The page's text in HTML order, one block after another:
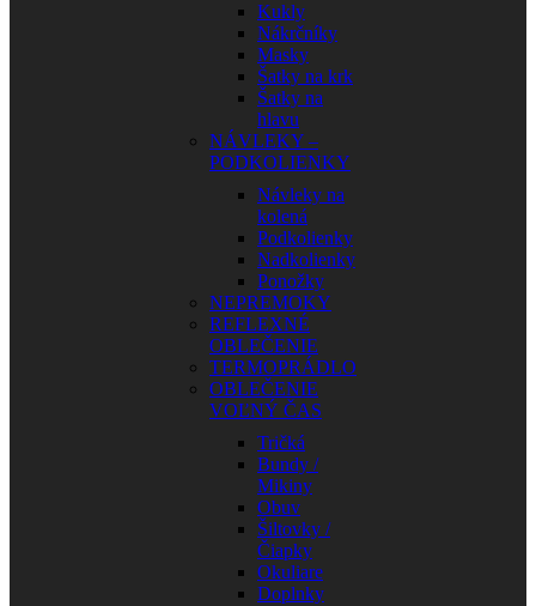
Kukly
Nákrčníky
Masky
Šatky na krk
Šatky na
hlavu
NÁVLEKY –
PODKOLIENKY
Návleky na
kolená
Podkolienky
Nadkolienky
Ponožky
NEPREMOKY
REFLEXNÉ
OBLEČENIE
TERMOPRÁDLO
OBLEČENIE
VOĽNÝ ČAS
Tričká
Bundy /
Mikiny
Obuv
Šiltovky /
Čiapky
Okuliare
Doplnky